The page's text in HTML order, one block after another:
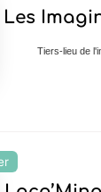
Les
Tiers-lieu de